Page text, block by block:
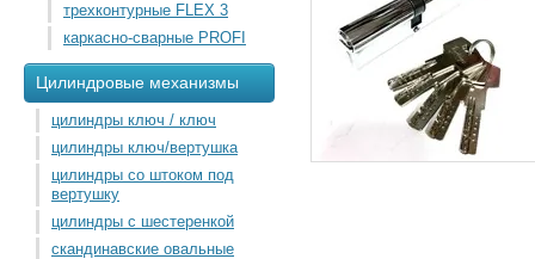
трехконтурные FLEX 3
каркасно-сварные PROFI
Цилиндровые механизмы
цилиндры ключ / ключ
цилиндры ключ/вертушка
цилиндры со штоком под
вертушку
цилиндры с шестеренкой
скандинавские овальные